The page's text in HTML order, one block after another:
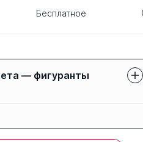
Бесплатное
— фигуранты